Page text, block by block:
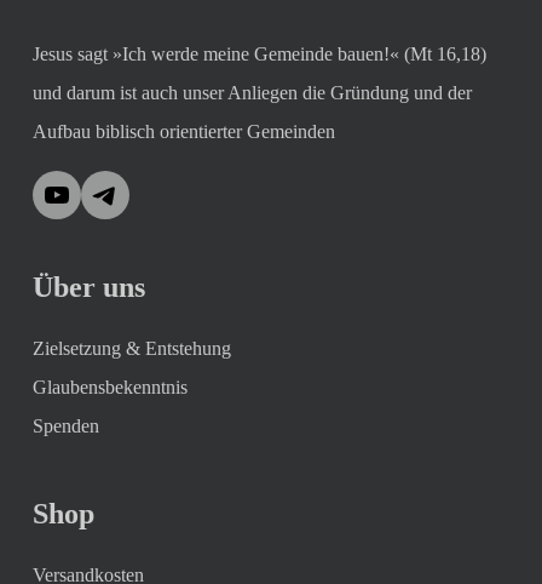
Jesus sagt »Ich werde meine Gemeinde bauen!« (Mt 16,18)
und darum ist auch unser Anliegen die Gründung und der
Aufbau biblisch orientierter Gemeinden
YouTubeTelegram
Über uns
Zielsetzung & Entstehung
Glaubensbekenntnis
Spenden
Shop
Versandkosten